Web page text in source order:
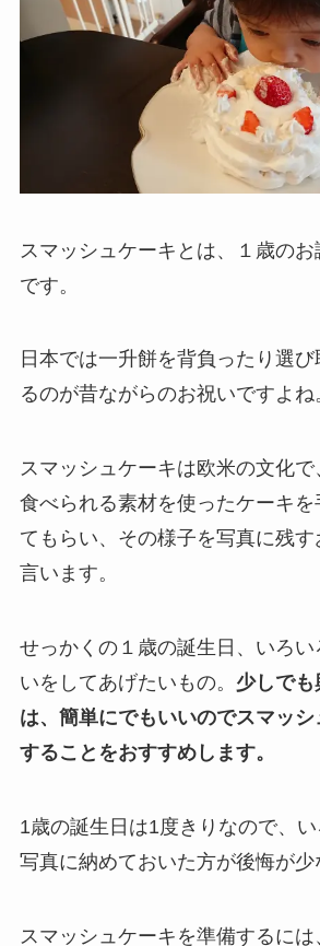
スマッシュケーキとは、１歳の
です。
日本では一升餅を背負ったり選
るのが昔ながらのお祝いですよね
スマッシュケーキは欧米の文化で
食べられる素材を使ったケーキ
てもらい、その様子を写真に残
言います。
せっかくの１歳の誕生日、いろ
いをしてあげたいもの。 少しで
は、簡単にでもいいのでスマッ
することをおすすめします。
1歳の誕生日は1度きりなので、
写真に納めておいた方が後悔が少
スマッシュケーキを準備するには